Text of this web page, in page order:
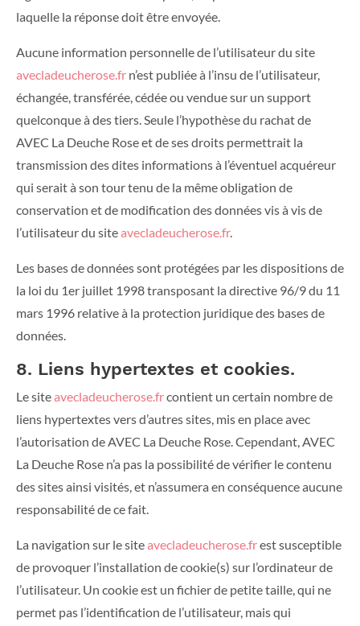
laquelle la réponse doit être envoyée.
Aucune information personnelle de l’utilisateur du site
avecladeucherose.fr n’est publiée à l’insu de l’utilisateur,
échangée, transférée, cédée ou vendue sur un support
quelconque à des tiers. Seule l’hypothèse du rachat de
AVEC La Deuche Rose et de ses droits permettrait la
transmission des dites informations à l’éventuel acquéreur
qui serait à son tour tenu de la même obligation de
conservation et de modification des données vis à vis de
l’utilisateur du siteavecladeucherose.fr.
Les bases de données sont protégées par les dispositions de
la loi du 1er juillet 1998 transposant la directive 96/9 du 11
mars 1996 relative à la protection juridique des bases de
données.
8. Liens hypertextes et cookies.
Le siteavecladeucherose.frcontient un certain nombre de
liens hypertextes vers d’autres sites, mis en place avec
l’autorisation de AVEC La Deuche Rose. Cependant, AVEC
La Deuche Rose n’a pas la possibilité de vérifier le contenu
des sites ainsi visités, et n’assumera en conséquence aucune
responsabilité de ce fait.
La navigation sur le siteavecladeucherose.frest susceptible
de provoquer l’installation de cookie(s) sur l’ordinateur de
l’utilisateur. Un cookie est un fichier de petite taille, qui ne
permet pas l’identification de l’utilisateur, mais qui